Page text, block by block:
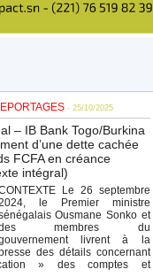
- 25/10/2025
– IB Bank Togo/Burkina
d’une dette cachée
FCFA en créance
intégral)
Le 26 septembre
le Premier ministre
Ousmane Sonko et
membres du
livrent à la
des détails concernant
» des comptes et